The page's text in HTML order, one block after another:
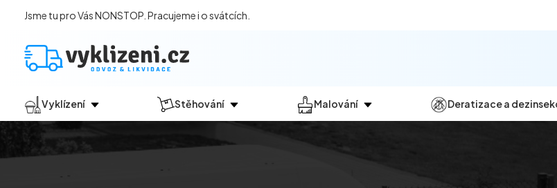
Jsme tu pro Vás NONSTOP. Pracujeme i o svátcích.
Vyklízení
Jak vyklízení probíhá?
Stěhování Malování Deratizace a